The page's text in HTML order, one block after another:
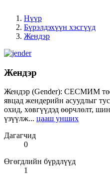
Нүүр
Бүрэлдэхүүн хэсгүүд
Жендэр
Жендэр
Жендэр (Gender): СЕСМИМ
явцад жендерийн асуудлыг
охид, хөвгүүдэд өөрчлөлт,
үзүүлж... цааш унших
Дагагчид
0
Өгөгдлийн бүрдлүүд
1